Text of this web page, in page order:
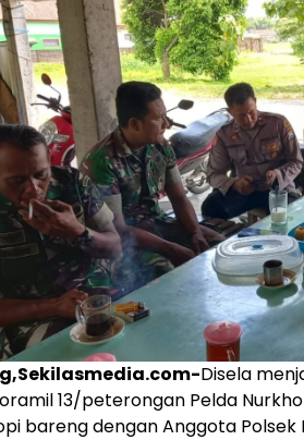
Disela
13/peterongan Pelda
bareng dengan Anggota Polsek